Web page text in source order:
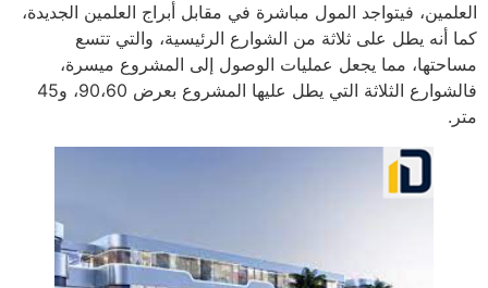
العلمين، فيتواجد المول مباشرة في مقابل أبراج العلمين الجديدة،
كما أنه يطل على ثلاثة من الشوارع الرئيسية، والتي تتسع
مساحتها، مما يجعل عمليات الوصول إلى المشروع ميسرة،
فالشوارع الثلاثة التي يطل عليها المشروع بعرض 90،60، و45
متر.